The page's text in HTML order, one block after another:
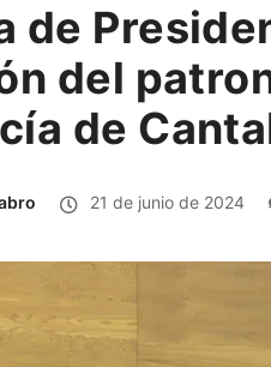
de
del
de
21 de junio de 2024